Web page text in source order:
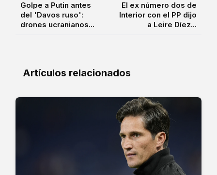
Golpe a Putin antes
del 'Davos ruso':
drones ucranianos...
El ex número dos de
Interior con el PP dijo
a Leire Díez...
Artículos relacionados